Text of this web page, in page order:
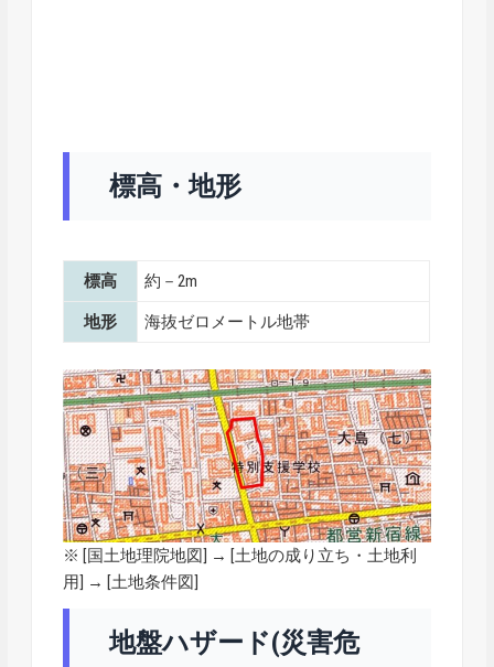
標高・地形
標高 約－2m
地形 海抜ゼロメートル地帯
※ [国土地理院地図] → [土地の成り立ち・土地利
用] → [土地条件図]
地盤ハザード(災害危